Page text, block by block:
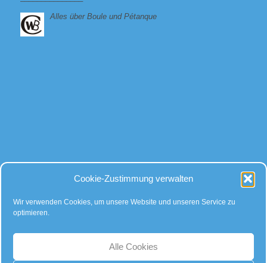
Cookie-Zustimmung verwalten
Wir verwenden Cookies, um unsere Website und unseren Service zu
optimieren.
Alle Cookies
Alles über Boule und Pétanque
rund um Kugeln und Zubehör, gibt es für uns nur eine Antwort:
Kompetente Beratung – faire Preise!